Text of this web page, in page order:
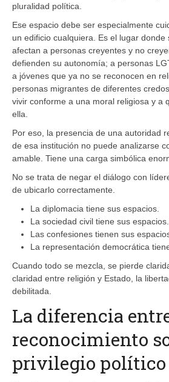
pluralidad política.
Ese espacio debe ser especialmente
un edificio cualquiera. Es el lugar
afectan a personas creyentes y no
defienden su autonomía; a personas
a jóvenes que ya no se reconocen en
personas migrantes de diferentes
vivir conforme a una moral religiosa y a
ella.
Por eso, la presencia de una autoridad
de esa institución no puede analizarse
amable. Tiene una carga simbólica
No se trata de negar el diálogo con
de ubicarlo correctamente.
La diplomacia tiene sus espacios.
La sociedad civil tiene sus espacios.
Las confesiones tienen sus
La representación democrática
Cuando todo se mezcla, se pierde
claridad entre religión y Estado, la
debilitada.
La diferencia
reconocimiento
privilegio político